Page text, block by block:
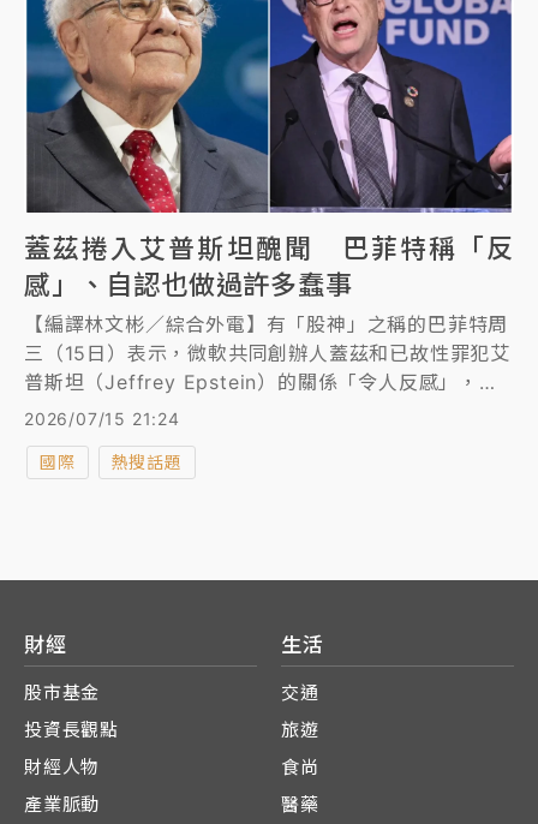
蓋茲捲入艾普斯坦醜聞 巴菲特稱「反
感」、自認也做過許多蠢事
【編譯林文彬／綜合外電】有「股神」之稱的巴菲特周
三（15日）表示，微軟共同創辦人蓋茲和已故性罪犯艾
普斯坦（Jeffrey Epstein）的關係「令人反感」，但
也認為自己選擇夥伴時可能犯下類似錯誤。
2026/07/15 21:24
國際 熱搜話題
財經
股市基金
投資長觀點
財經人物
產業脈動
生活
交通
旅遊
食尚
醫藥